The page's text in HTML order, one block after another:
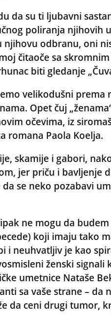
da su ti ljubavni
poliranja
njihovu odbranu, oni
čitaoče sa
biti gledanje
velikodušni prema
Opet čuj
očevima, iz
romana Paola Koelja.
skamije i gabori,
jer priču i bavljenje
da se neko pozabavi
ne mogu da
koji imaju tako
i neuhvatljiv je kao
ženski
umetnice Nataše
sa vaše strane –
da ceni drugi tumor,